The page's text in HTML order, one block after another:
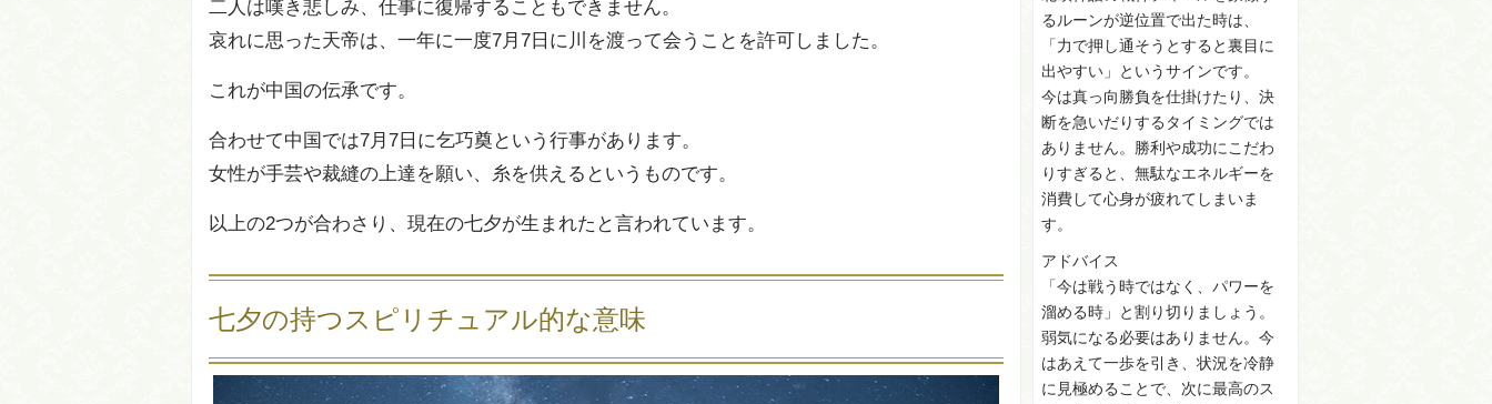
二人は嘆き悲しみ、仕事に復帰することもできません。
哀れに思った天帝は、一年に一度7月7日に川を渡って会うことを許可しました。
これが中国の伝承です。
合わせて中国では7月7日に乞巧奠という行事があります。
女性が手芸や裁縫の上達を願い、糸を供えるというものです。
以上の2つが合わさり、現在の七夕が生まれたと言われています。
七夕の持つスピリチュアル的な意味
るルーンが逆位置で出た時は、
「力で押し通そうとすると裏目に
出やすい」というサインです。
今は真っ向勝負を仕掛けたり、決
断を急いだりするタイミングでは
ありません。勝利や成功にこだわ
りすぎると、無駄なエネルギーを
消費して心身が疲れてしまいま
す。
アドバイス
「今は戦う時ではなく、パワーを
溜める時」と割り切りましょう。
弱気になる必要はありません。今
はあえて一歩を引き、状況を冷静
に見極めることで、次に最高のス